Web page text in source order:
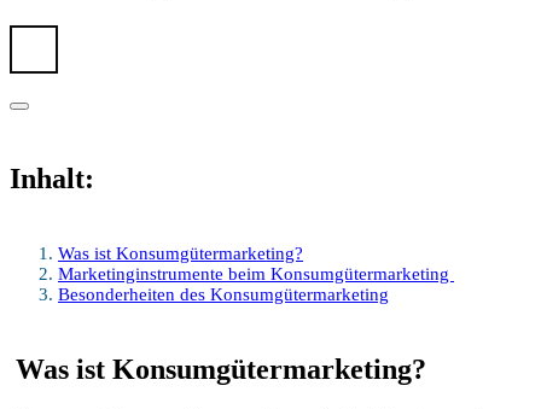
Inhalt:
Was ist Konsumgütermarketing?
Marketinginstrumente beim Konsumgütermarketing
Besonderheiten des Konsumgütermarketing
Was ist Konsumgütermarketing?